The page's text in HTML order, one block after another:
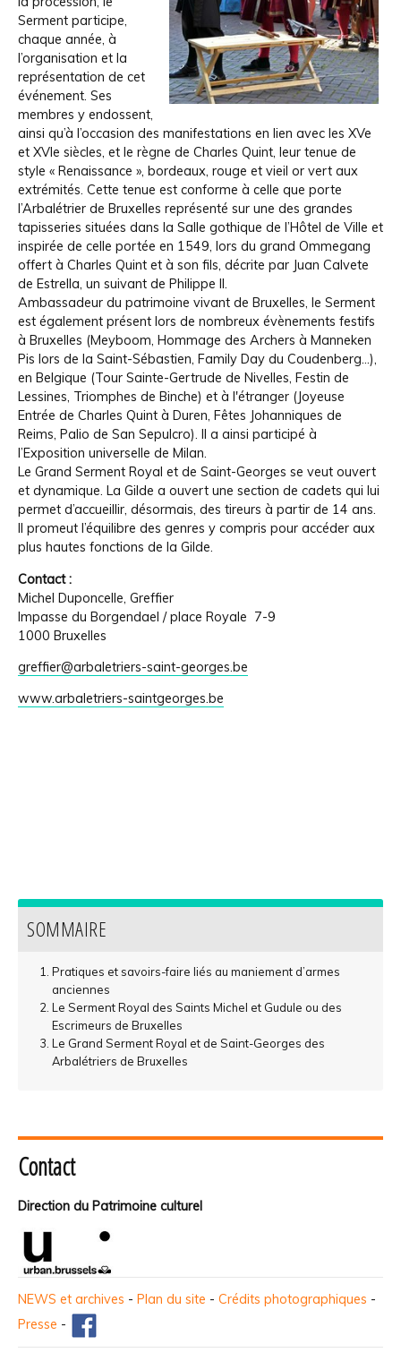
Serment participe,
chaque année, à
l’organisation et la
représentation de cet
événement. Ses
membres y endossent,
ainsi qu’à l’occasion des manifestations en lien avec les XVe
et XVIe siècles, et le règne de Charles Quint, leur tenue de
style « Renaissance », bordeaux, rouge et vieil or vert aux
extrémités. Cette tenue est conforme à celle que porte
l’Arbalétrier de Bruxelles représenté sur une des grandes
tapisseries situées dans la Salle gothique de l’Hôtel de Ville et
inspirée de celle portée en 1549, lors du grand Ommegang
offert à Charles Quint et à son fils, décrite par Juan Calvete
de Estrella, un suivant de Philippe II.
Ambassadeur du patrimoine vivant de Bruxelles, le Serment
est également présent lors de nombreux évènements festifs
à Bruxelles (Meyboom, Hommage des Archers à Manneken
Pis lors de la Saint-Sébastien, Family Day du Coudenberg…),
en Belgique (Tour Sainte-Gertrude de Nivelles, Festin de
Lessines, Triomphes de Binche) et à l'étranger (Joyeuse
Entrée de Charles Quint à Duren, Fêtes Johanniques de
Reims, Palio de San Sepulcro). Il a ainsi participé à
l’Exposition universelle de Milan.
Le Grand Serment Royal et de Saint-Georges se veut ouvert
et dynamique. La Gilde a ouvert une section de cadets qui lui
permet d’accueillir, désormais, des tireurs à partir de 14 ans.
Il promeut l’équilibre des genres y compris pour accéder aux
plus hautes fonctions de la Gilde.
Contact :
Michel Duponcelle, Greffier
Impasse du Borgendael / place Royale 7-9
1000 Bruxelles
greffier@arbaletriers-saint-georges.be
www.arbaletriers-saintgeorges.be
SOMMAIRE
Pratiques et savoirs-faire liés au maniement d’armes
anciennes
Le Serment Royal des Saints Michel et Gudule ou des
Escrimeurs de Bruxelles
Le Grand Serment Royal et de Saint-Georges des
Arbalétriers de Bruxelles
Contact
Direction du Patrimoine culturel
NEWS et archives - Plan du site - Crédits photographiques -
Presse -